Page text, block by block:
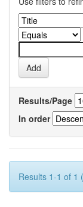
Results/Page
In order
Results 1-1 of 1